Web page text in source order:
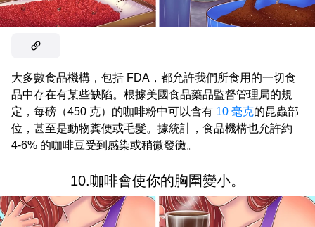
大多數食品機構，包括 FDA，都允許我們所食用的一切食
品中存在有某些缺陷。根據美國食品藥品監督管理局的規
定，每磅（450 克）的咖啡粉中可以含有 10 毫克的昆蟲部
位，甚至是動物糞便或毛髮。據統計，食品機構也允許約
4-6% 的咖啡豆受到感染或稍微發黴。
10.咖啡會使你的胸圍變小。